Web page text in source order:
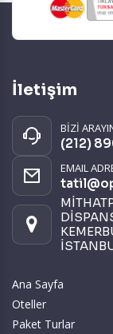
İletişim
BİZİ
(212)
EMAIL
Ana Sayfa
Oteller
Paket Turlar